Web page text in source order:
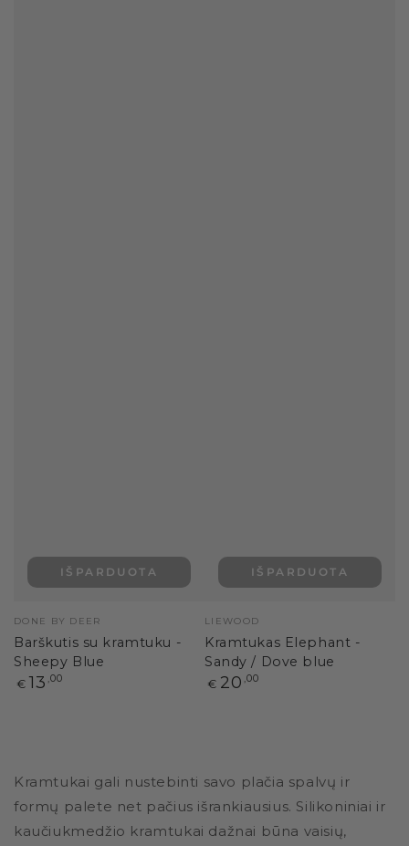
Pardavėjas:
DONE BY DEER
Barškutis su kramtuku -
Sheepy Blue
Paprasta
€ 13 ,00
IŠPARDUOTA
Pardavėjas:
LIEWOOD
Kramtukas Elephant -
Sandy / Dove blue
Paprasta
€ 20 ,00
IŠPARDUOTA
Kramtukai gali nustebinti savo plačia spalvų ir
formų palete net pačius išrankiausius. Silikoniniai ir
kaučiukmedžio kramtukai dažnai būna vaisių,